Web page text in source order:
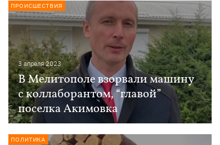
3 апреля 2023
В Мелитополе взорвали машину
с коллаборантом, “главой”
поселка Акимовка
ПРОИСШЕСТВИЯ
ПОЛИТИКА